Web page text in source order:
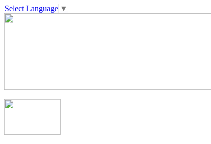
Select Language ▼